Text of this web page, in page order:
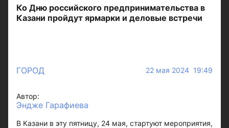
Ко Дню российского предпринимательства в
Казани пройдут ярмарки и деловые встречи
ГОРОД 22 мая 2024 19:49
Автор:
Эндже Гарафиева
В Казани в эту пятницу, 24 мая, стартуют мероприятия,